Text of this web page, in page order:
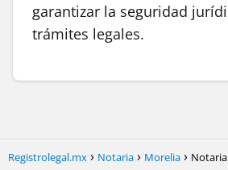
garantizar la seguridad
trámites legales.
Registrolegal.mx Notaria Morelia